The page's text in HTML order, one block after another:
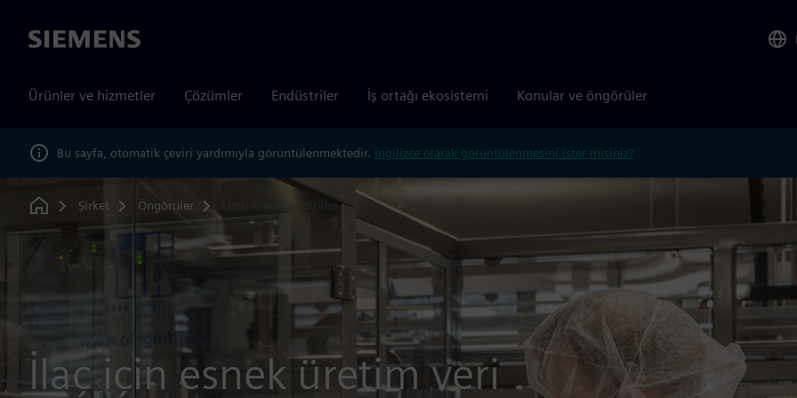
Siemens
Ürünler ve hizmetler Çözümler Endüstriler İş ortağı ekosistemi Konular ve öngörüler
Bu sayfa, otomatik çeviri yardımıyla görüntülenmektedir. İngilizce olarak görüntülenmesini ister misiniz?
Home
Şirket Öngörüler Üretim verisi edinimi
İlaç için esnek üretim veri